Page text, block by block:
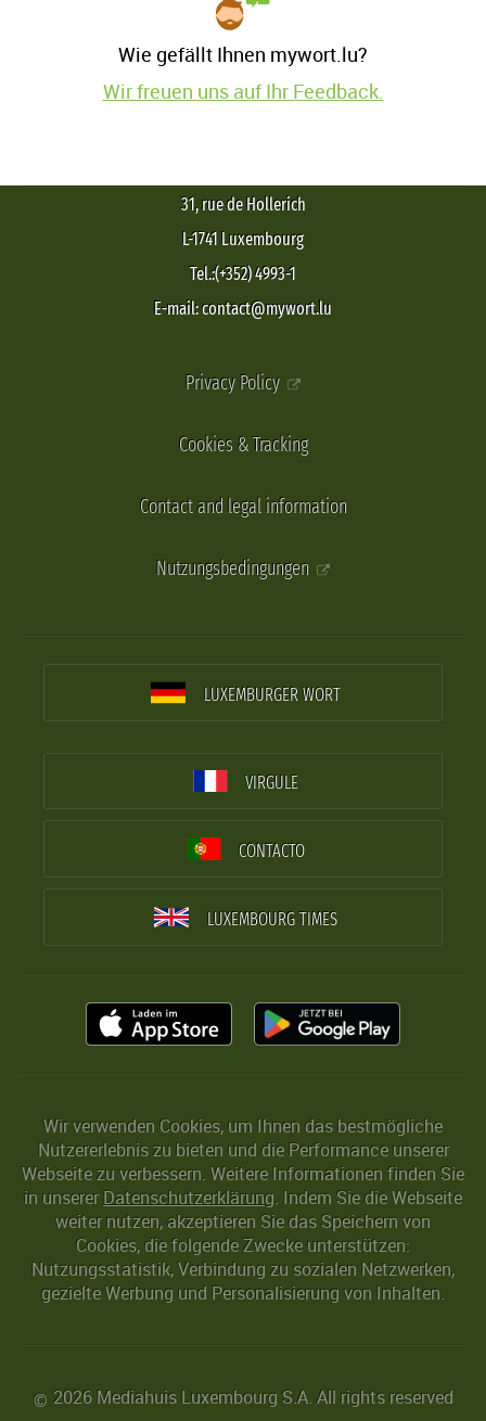
Wie gefällt Ihnen mywort.lu?
Wir freuen uns auf Ihr Feedback.
31, rue de Hollerich
L-1741 Luxembourg
Tel.:(+352) 4993-1
E-mail: contact@mywort.lu
Privacy Policy
Cookies & Tracking
Contact and legal information
Nutzungsbedingungen
LUXEMBURGER WORT
VIRGULE
CONTACTO
LUXEMBOURG TIMES
Wir verwenden Cookies, um Ihnen das bestmögliche
Nutzererlebnis zu bieten und die Performance unserer
Webseite zu verbessern. Weitere Informationen finden Sie
in unserer Datenschutzerklärung. Indem Sie die Webseite
weiter nutzen, akzeptieren Sie das Speichern von
Cookies, die folgende Zwecke unterstützen:
Nutzungsstatistik, Verbindung zu sozialen Netzwerken,
gezielte Werbung und Personalisierung von Inhalten.
© 2026 Mediahuis Luxembourg S.A. All rights reserved